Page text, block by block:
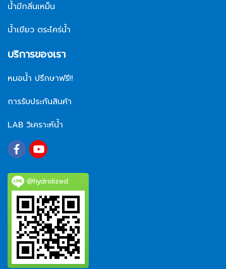
น้ำมีกลิ่นเหม็น
น้ำเขียว ตระไคร่น้ำ
บริการของเรา
หมอน้ำ ปรึกษาฟรี!!
การรับประกันสินค้า
LAB วิเคราะห์น้ำ
@hydrolized